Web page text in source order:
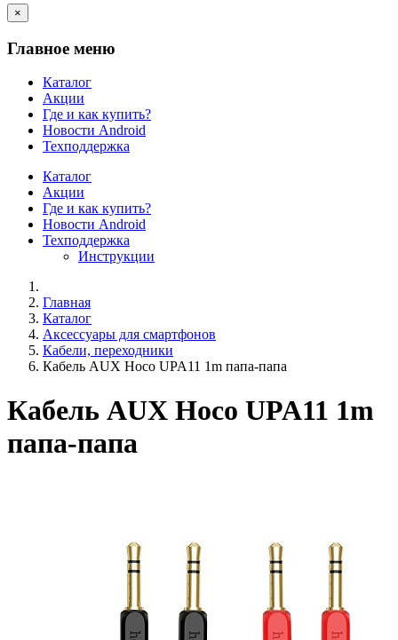
×
Главное меню
Каталог
Акции
Где и как купить?
Новости Android
Техподдержка
Каталог
Акции
Где и как купить?
Новости Android
Техподдержка
Инструкции
Главная
Каталог
Аксессуары для смартфонов
Кабели, переходники
Кабель AUX Hoco UPA11 1m папа-папа
Кабель AUX Hoco UPA11 1m
папа-папа